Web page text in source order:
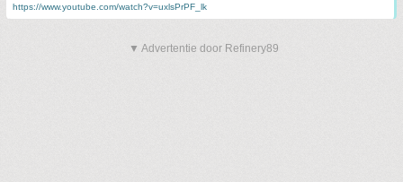
https://www.youtube.com/watch?v=uxlsPrPF_lk
▼ Advertentie door Refinery89